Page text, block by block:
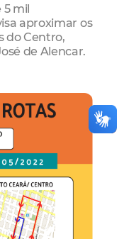
5 mil
aproximar os
do Centro,
de Alencar.